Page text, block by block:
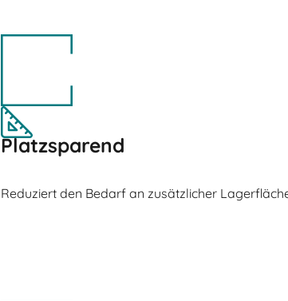
Platzsparend
Reduziert den Bedarf an zusätzlicher